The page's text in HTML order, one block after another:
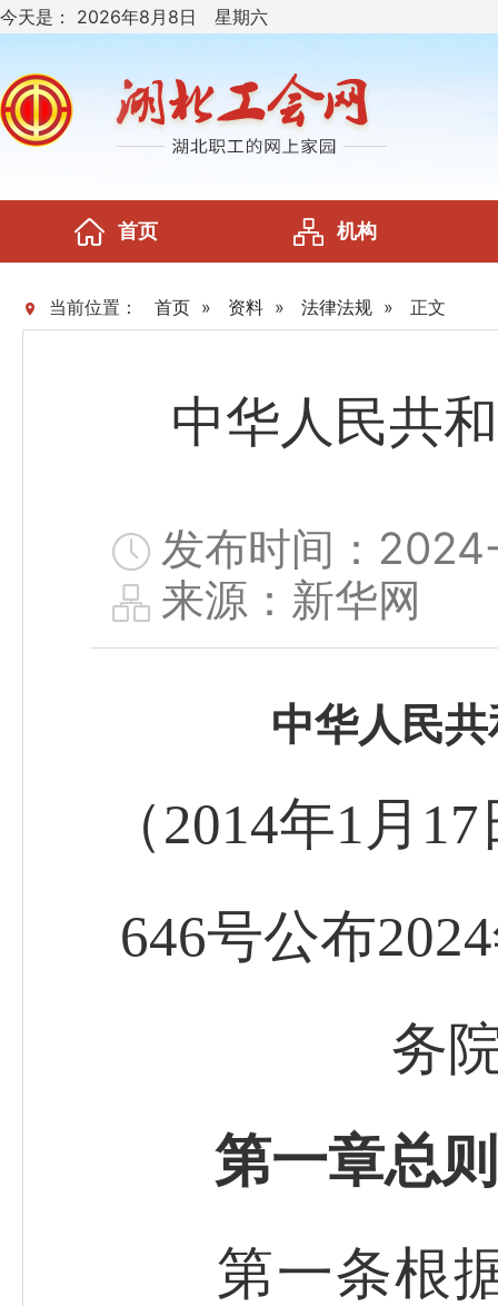
今天是： 2026年8月8日 星期六
首页 机构
当前位置： 首页 » 资料 » 法律法规 » 正文
中华人民共
发布时间：
来源：新华网
中华人民
（2014年1月
646号公布
务
第一章总则
第一条根据